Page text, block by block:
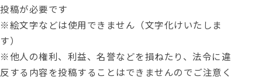
投稿が必要です
※絵文字などは使用できません（文字化けいたしま
す）
※他人の権利、利益、名誉などを損ねたり、法令に違
反する内容を投稿することはできませんのでご注意く